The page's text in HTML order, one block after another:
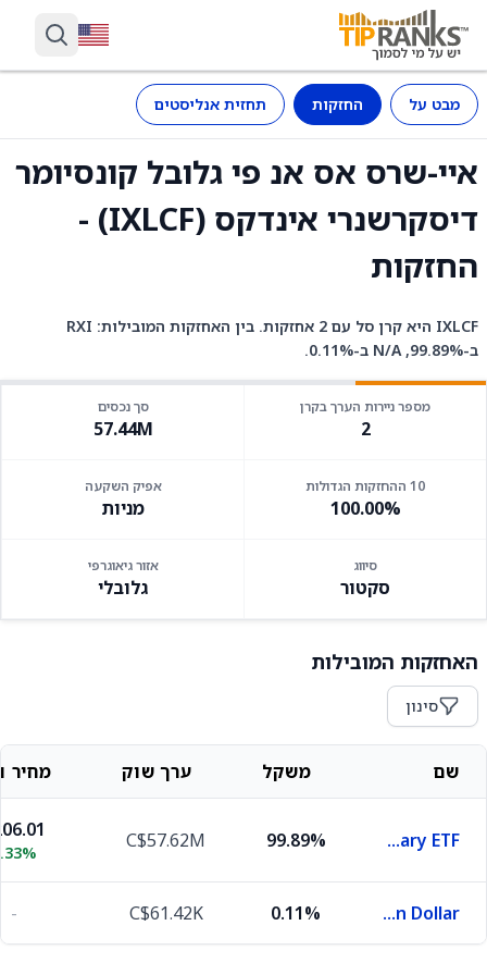
מבט על החזקות תחזית אנליסטים
איי-שרס אס אנ פי גלובל קונסיומר
דיסקרשנרי אינדקס (IXLCF) -
החזקות
IXLCF היא קרן סל עם 2 אחזקות. בין האחזקות המובילות: RXI
ב-99.89%, N/A ב-0.11%.
מספר ניירות הערך בקרן
2
סך נכסים
57.44M
10 ההחזקות הגדולות
100.00%
אפיק השקעה
מניות
סיווג
סקטור
אזור גיאוגרפי
גלובלי
האחזקות המובילות
סינון
שם משקל ערך שוק מחיר
iShares Global Consumer Discretionary ETF
99.89%
C$57.62M
Canadian Dollar
0.11%
C$61.42K
-